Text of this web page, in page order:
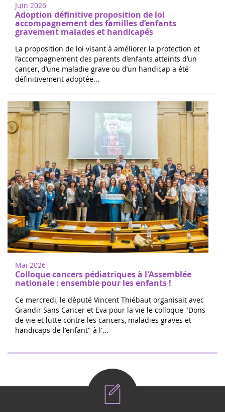
Juin 2026
Adoption définitive proposition de loi
accompagnement des familles d’enfants
gravement malades et handicapés
La proposition de loi visant à améliorer la protection et
l’accompagnement des parents d’enfants atteints d’un
cancer, d’une maladie grave ou d’un handicap a été
définitivement adoptée...
Mai 2026
Colloque cancers pédiatriques à l'Assemblée
nationale : ensemble pour les enfants !
Ce mercredi, le député Vincent Thiébaut organisait avec
Grandir Sans Cancer et Eva pour la vie le colloque "Dons
de vie et lutte contre les cancers, maladies graves et
handicaps de l'enfant" à l'...